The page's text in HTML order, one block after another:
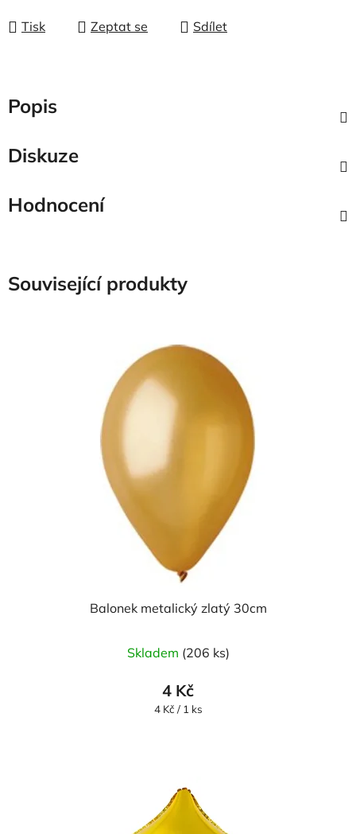
Tisk Zeptat se Sdílet
Popis
Diskuze
Hodnocení
Související produkty
Balonek metalický zlatý 30cm
Skladem (206 ks)
4 Kč
Měrná
4 Kč / 1 ks